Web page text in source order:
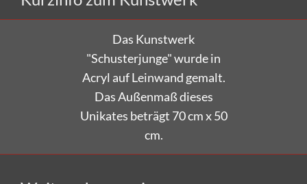
Das Kunstwerk
"Schusterjunge" wurde in
Acryl auf Leinwand gemalt.
Das Außenmaß dieses
Unikates beträgt 70 cm x 50
cm.